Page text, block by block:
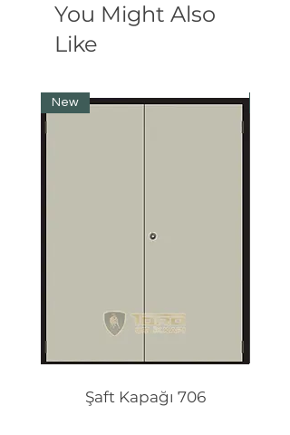
You Might Also
Like
New
Şaft Kapağı 706